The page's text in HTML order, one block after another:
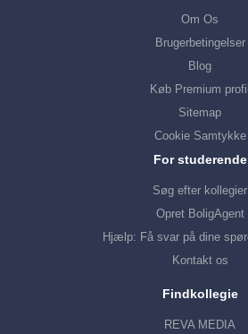
Om Os
Brugerbetingelser
Blog
Køb Premium profil
Sitemap
Cookie Samtykke
For studerende
Søg efter kollegier
Opret BoligAgent
Hjælp: Få svar på dine
Kontakt os
Findkollegie
REVA MEDIA